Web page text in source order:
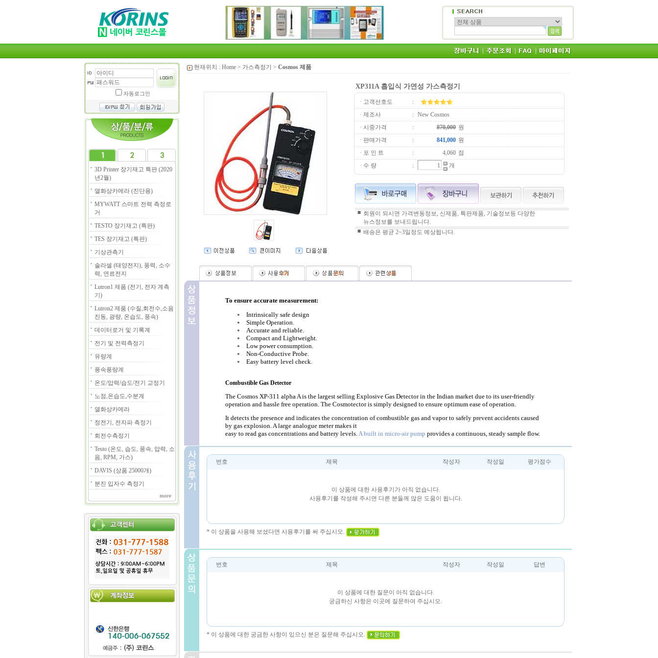
자동로그인
3D Printer 장기재고 특판 (2020
년2월)
열화상카메라 (진단용)
MYWATT 스마트 전력 측정로
거
TESTO 장기재고 (특판)
TES 장기재고 (특판)
기상관측기
솔라셀 (태양전지), 풍력, 소수
력, 연료전지
Lutron1 제품 (전기, 전자 계측
기)
Lutron2 제품 (수질,회전수,소음
진동, 광량, 온습도, 풍속)
데이터로거 및 기록계
전기 및 전력측정기
유량계
풍속풍량계
온도/압력/습도/전기 교정기
노점,온습도,수분계
열화상카메라
정전기, 전자파 측정기
회전수측정기
Testo (온도, 습도, 풍속, 압력, 소
음, RPM, 가스)
DAVIS (상품 25000개)
분진 입자수 측정기
more
현재위치 : Home > 가스측정기 > Cosmos 제품
XP311A 흡입식 가연성 가스측정기
· 고객선호도
:
· 제조사
:
New Cosmos
· 시중가격
:
원
· 판매가격
:
원
· 포 인 트
:
점
· 수 량
: 개
■ 회원이 되시면 가격변동정보, 신제품, 특판제품, 기술정보등 다양한
뉴스정보를 보내드립니다.
■ 배송은 평균 2~3일정도 예상됩니다.
(0) (0) (0)
To ensure accurate measurement:
Intrinsically safe design
Simple Operation.
Accurate and reliable.
Compact and Lightweight.
Low power consumption.
Non-Conductive Probe.
Easy battery level check.
Combustible Gas Detector
The Cosmos XP-311 alpha A is the largest selling Explosive Gas Detector in the Indian market due to its user-friendly
operation and hassle free operation. The Cosmotector is simply designed to ensure optimum ease of operation.
It detects the presence and indicates the concentration of combustible gas and vapor to safely prevent accidents caused
by gas explosion. A large analogue meter makes it
easy to read gas concentrations and battery levels.A built in micro-air pump provides a continuous, steady sample flow.
번호 제목 작성자 작성일 평가점수
이 상품에 대한 사용후기가 아직 없습니다.
사용후기를 작성해 주시면 다른 분들께 많은 도움이 됩니다.
* 이 상품을 사용해 보셨다면 사용후기를 써 주십시오.
번호 제목 작성자 작성일 답변
이 상품에 대한 질문이 아직 없습니다.
궁금하신 사항은 이곳에 질문하여 주십시오.
* 이 상품에 대한 궁금한 사항이 있으신 분은 질문해 주십시오.